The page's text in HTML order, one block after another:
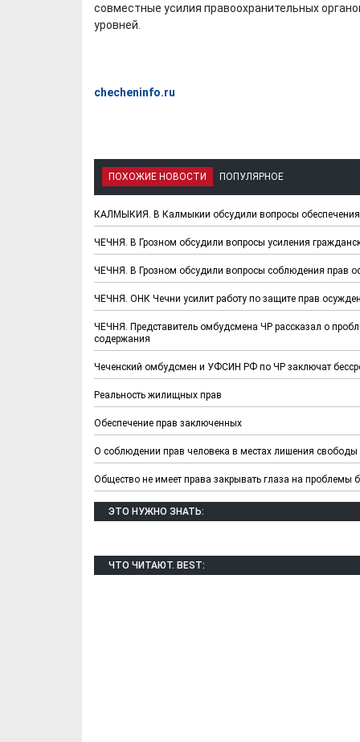
совместные усилия правоохранительных
уровней.
checheninfo.ru
ПОХОЖИЕ НОВОСТИ ПОПУЛЯРНОЕ
КАЛМЫКИЯ. В Калмыкии обсудили вопросы
ЧЕЧНЯ. В Грозном обсудили вопросы усиления
ЧЕЧНЯ. В Грозном обсудили вопросы соблюдения прав
ЧЕЧНЯ. ОНК Чечни усилит работу по защите прав
ЧЕЧНЯ. Представитель омбудсмена ЧР рассказал о
содержания
Чеченский омбудсмен и УФСИН РФ по ЧР заключат
Реальность жилищных прав
Обеспечение прав заключенных
О соблюдении прав человека в местах лишения свободы
Общество не имеет права закрывать глаза на проблемы
ЭТО НУЖНО ЗНАТЬ:
ЧТО ЧИТАЮТ. BEST:
Х. Гапураев. Капкан
для Зелимхана (Отр.